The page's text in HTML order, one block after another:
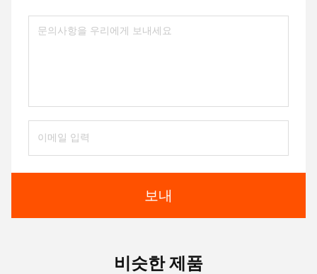
보내
비슷한 제품